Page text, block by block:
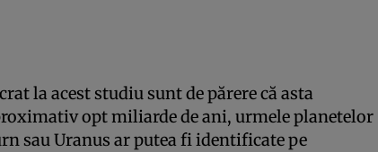
la acest studiu sunt de părere că asta
opt miliarde de ani, urmele planetelor
sau Uranus ar putea fi identificate pe